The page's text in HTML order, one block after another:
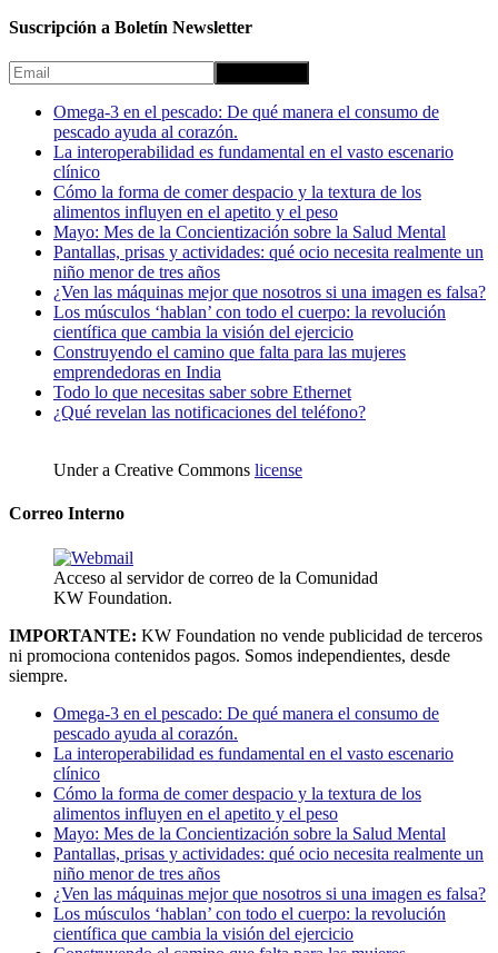
Suscripción a Boletín Newsletter
Omega-3 en el pescado: De qué manera el consumo de
pescado ayuda al corazón.
La interoperabilidad es fundamental en el vasto escenario
clínico
Cómo la forma de comer despacio y la textura de los
alimentos influyen en el apetito y el peso
Mayo: Mes de la Concientización sobre la Salud Mental
Pantallas, prisas y actividades: qué ocio necesita realmente un
niño menor de tres años
¿Ven las máquinas mejor que nosotros si una imagen es falsa?
Los músculos ‘hablan’ con todo el cuerpo: la revolución
científica que cambia la visión del ejercicio
Construyendo el camino que falta para las mujeres
emprendedoras en India
Todo lo que necesitas saber sobre Ethernet
¿Qué revelan las notificaciones del teléfono?
Under a Creative Commons license
Correo Interno
Acceso al servidor de correo de la Comunidad
KW Foundation.
IMPORTANTE: KW Foundation no vende publicidad de terceros
ni promociona contenidos pagos. Somos independientes, desde
siempre.
Omega-3 en el pescado: De qué manera el consumo de
pescado ayuda al corazón.
La interoperabilidad es fundamental en el vasto escenario
clínico
Cómo la forma de comer despacio y la textura de los
alimentos influyen en el apetito y el peso
Mayo: Mes de la Concientización sobre la Salud Mental
Pantallas, prisas y actividades: qué ocio necesita realmente un
niño menor de tres años
¿Ven las máquinas mejor que nosotros si una imagen es falsa?
Los músculos ‘hablan’ con todo el cuerpo: la revolución
científica que cambia la visión del ejercicio